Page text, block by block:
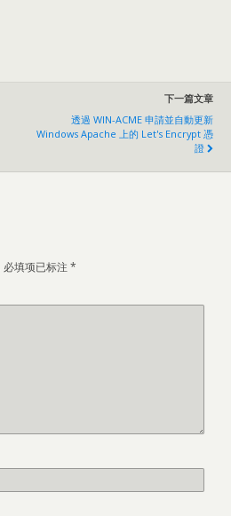
下一篇文章
透過 WIN-ACME 申請並自動更新
Windows Apache 上的 Let's Encrypt 憑
證
必填项已标注 *